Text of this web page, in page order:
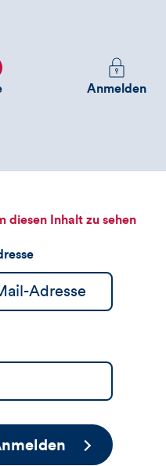
Melden
Sie
sehen
Anmelden
diesen Inhalt zu sehen